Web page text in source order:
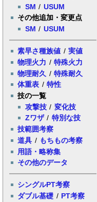
SM / USUM
その他追加・変更点
SM / USUM
素早さ種族値 / 実値
物理火力 / 特殊火力
物理耐久 / 特殊耐久
体重表 / 特性
技の一覧
攻撃技 / 変化技
Zワザ / 特別な技
技範囲考察
道具 / もちもの考察
用語・略称集
その他のデータ
シングルPT考察
ダブル基礎 / PT考察